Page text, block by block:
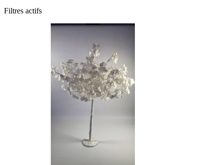
Filtres actifs